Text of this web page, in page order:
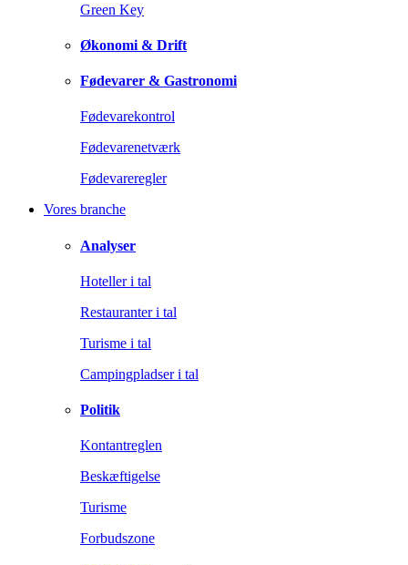
Green Key
Økonomi & Drift
Fødevarer & Gastronomi
Fødevarekontrol
Fødevarenetværk
Fødevareregler
Vores branche
Analyser
Hoteller i tal
Restauranter i tal
Turisme i tal
Campingpladser i tal
Politik
Kontantreglen
Beskæftigelse
Turisme
Forbudszone